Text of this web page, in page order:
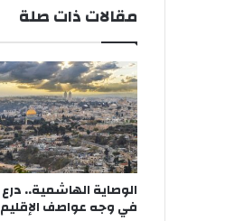
مقالات ذات صلة
الوصاية الهاشمية..
في وجه عواصف الإقليم